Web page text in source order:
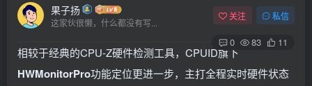
果子扬
这家伙很懒，什么都没有写...
关注 私信
0 83 11
相较于经典的CPU-Z硬件检测工具，CPUID旗下
HWMonitorPro功能定位更进一步，主打全程实时硬件状态